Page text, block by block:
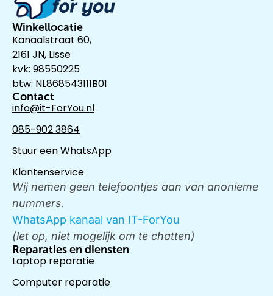
Winkellocatie
Kanaalstraat 60,
2161 JN, Lisse
kvk: 98550225
btw: NL868543111B01
Contact
info@it-ForYou.nl
085-902 3864
Stuur een WhatsApp
Klantenservice
Wij nemen geen telefoontjes aan van anonieme
nummers.
WhatsApp kanaal van IT-ForYou
(let op, niet mogelijk om te chatten)
Reparaties en diensten
Laptop reparatie
Computer reparatie